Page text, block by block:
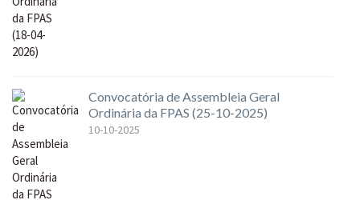
Convocatória de Assembleia Geral
Ordinária da FPAS (25-10-2025)
10-10-2025